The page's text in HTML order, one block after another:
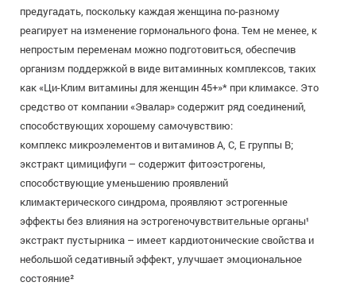
предугадать, поскольку каждая женщина по-разному
реагирует на изменение гормонального фона. Тем не менее, к
непростым переменам можно подготовиться, обеспечив
организм поддержкой в виде витаминных комплексов, таких
как «Ци-Клим витамины для женщин 45+»* при климаксе. Это
средство от компании «Эвалар» содержит ряд соединений,
способствующих хорошему самочувствию:
комплекс микроэлементов и витаминов A, С, Е группы В;
экстракт цимицифуги – содержит фитоэстрогены,
способствующие уменьшению проявлений
климактерического синдрома, проявляют эстрогенные
эффекты без влияния на эстрогеночувствительные органы¹
экстракт пустырника – имеет кардиотонические свойства и
небольшой седативный эффект, улучшает эмоциональное
состояние²